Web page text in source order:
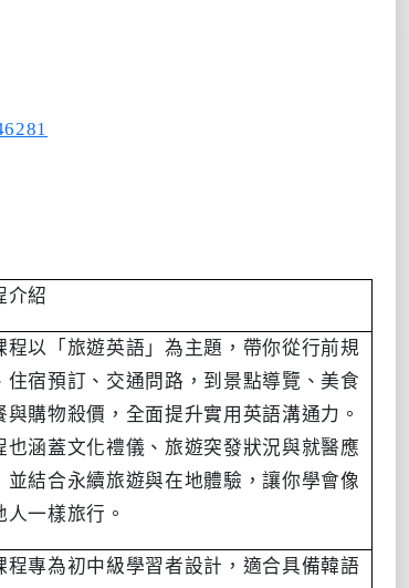
介紹
程以「旅遊英語」為主題，帶你從行前規
住宿預訂、交通問路，到景點導覽、美食
與購物殺價，全面提升實用英語溝通力。
也涵蓋文化禮儀、旅遊突發狀況與就醫應
並結合永續旅遊與在地體驗，讓你學會像
人一樣旅行。
程專為初中級學習者設計，適合具備韓語